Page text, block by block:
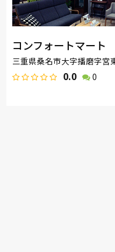
コンフォートマート
三重県桑名市大字播磨字宮
0.0 0